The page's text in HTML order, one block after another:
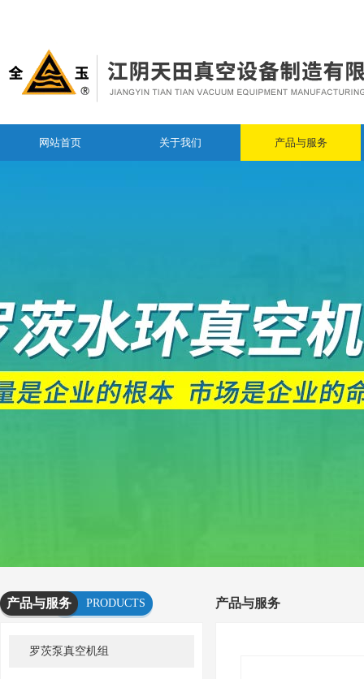
网站首页 关于我们 产品与服务
产品与服务
PRODUCTS
SERVICES
罗茨泵真空机组
产品与服务